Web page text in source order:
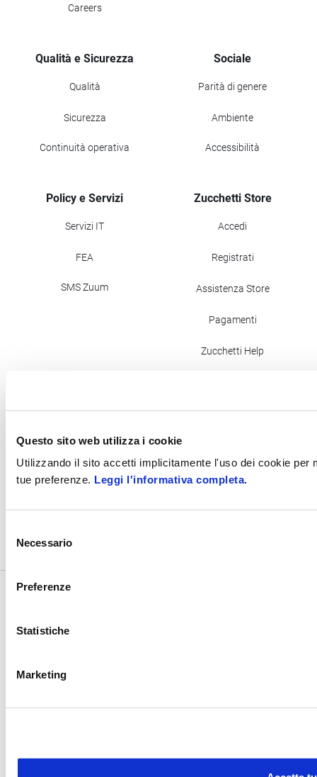
Questo sito web utilizza i cookie
Utilizzando il sito accetti implicitamente l'uso dei cookie
tue preferenze. Leggi l'informativa completa.
delNecessario
Preferenze
Statistiche
Marketing
Careers
Qualità e Sicurezza
Qualità
Sicurezza
Continuità operativa
Sociale
Parità di genere
Ambiente
Accessibilità
Policy e Servizi
Servizi IT
FEA
SMS Zuum
Zucchetti Store
Accedi
Registrati
Assistenza Store
Pagamenti
Zucchetti Help
PEC: zucchettispa@gruppozucchetti.it
Codice fatturazione elettronica: SUBM70N